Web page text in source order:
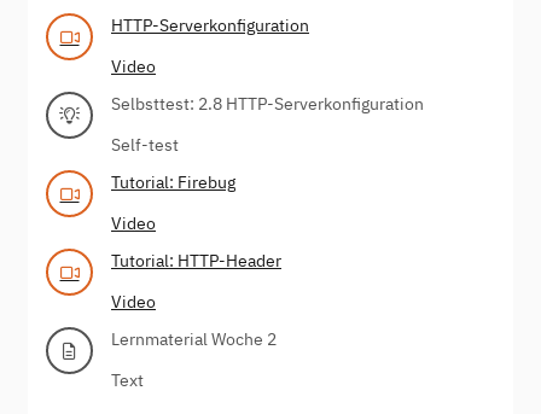
HTTP-Serverkonfiguration
Video
Selbsttest: 2.8 HTTP-Serverkonfiguration
Self-test
Tutorial: Firebug
Video
Tutorial: HTTP-Header
Video
Lernmaterial Woche 2
Text